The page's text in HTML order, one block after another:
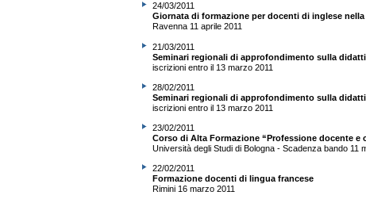
24/03/2011
Giornata di formazione per docenti di inglese
Ravenna 11 aprile 2011
21/03/2011
Seminari regionali di approfondimento sulla
iscrizioni entro il 13 marzo 2011
28/02/2011
Seminari regionali di approfondimento sulla
iscrizioni entro il 13 marzo 2011
23/02/2011
Corso di Alta Formazione “Professione docente e
Università degli Studi di Bologna - Scadenza bando 11
22/02/2011
Formazione docenti di lingua francese
Rimini 16 marzo 2011